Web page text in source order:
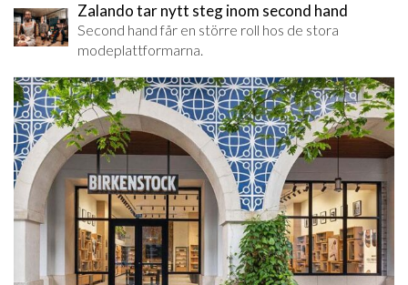
Zalando tar nytt steg inom second hand
Second hand får en större roll hos de stora
modeplattformarna.